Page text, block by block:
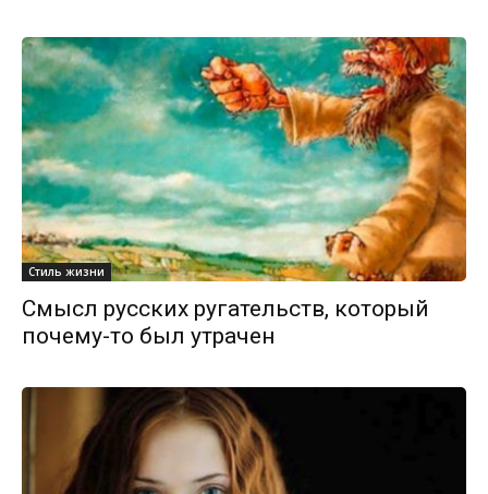
Стиль жизни
Смысл русских ругательств, который
почему-то был утрачен